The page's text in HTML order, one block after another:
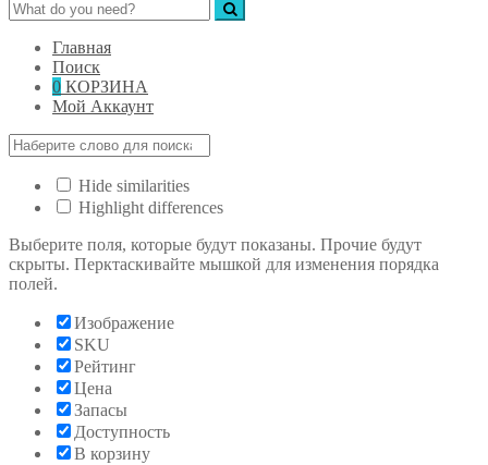
Главная
Поиск
0 КОРЗИНА
Мой Аккаунт
Hide similarities
Highlight differences
Выберите поля, которые будут показаны. Прочие будут
скрыты. Перктаскивайте мышкой для изменения порядка
полей.
Изображение
SKU
Рейтинг
Цена
Запасы
Доступность
В корзину